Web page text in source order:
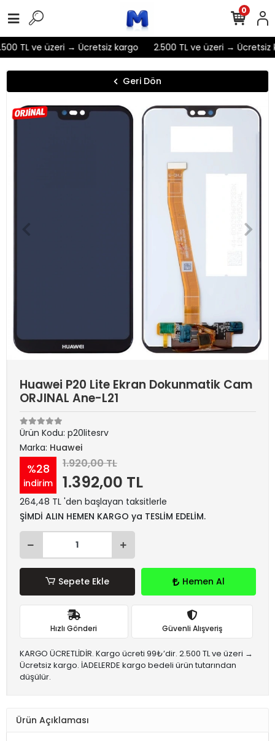
TL ve üzeri → Ücretsiz kargo 2.500 TL ve üzeri → Ücretsiz
0
Geri Dön
Huawei P20 Lite Ekran Dokunmatik Cam
ORJINAL Ane-L21
Ürün Kodu: p20litesrv
Marka: Huawei
%28
indirim
1.920,00 TL
1.392,00 TL
264,48 TL 'den başlayan taksitlerle
ŞİMDİ ALIN HEMEN KARGO ya TESLİM EDELİM.
Sepete Ekle Hemen Al
Hızlı Gönderi Güvenli Alışveriş
KARGO ÜCRETLİDİR. Kargo ücreti 99₺’dir. 2.500 TL ve üzeri →
Ücretsiz kargo. İADELERDE kargo bedeli ürün tutarından
düşülür.
Ürün Açıklaması